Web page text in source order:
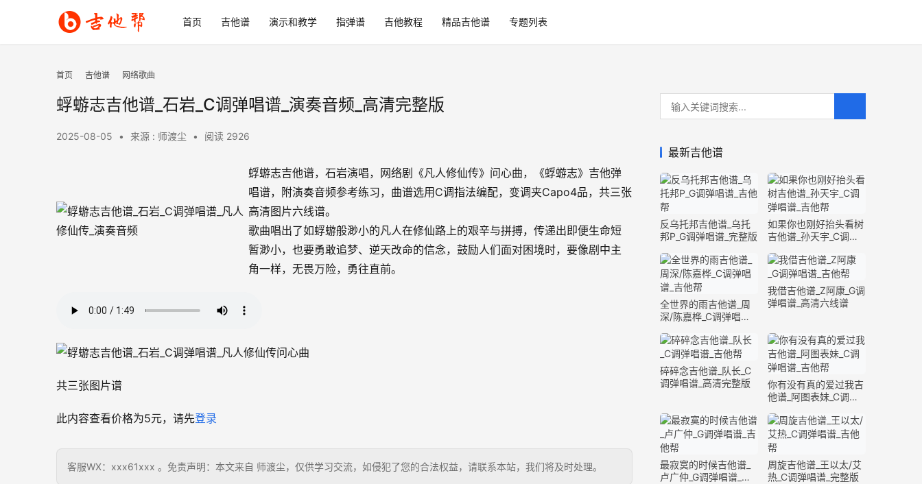
首页 吉他谱 演示和教学 指弹谱 吉他教程 精品吉他谱 专题列表
首页 吉他谱 网络歌曲
蜉蝣志吉他谱_石岩_C调弹唱谱_演奏音频_高清完整版
2025-08-05 • 来源 : 师渡尘 • 阅读 2926
蜉蝣志吉他谱，石岩演唱，网络剧《凡人修仙传》问心曲，《蜉蝣志》吉他弹
唱谱，附演奏音频参考练习，曲谱选用C调指法编配，变调夹Capo4品，共三张
高清图片六线谱。
歌曲唱出了如蜉蝣般渺小的凡人在修仙路上的艰辛与拼搏，传递出即便生命短
暂渺小，也要勇敢追梦、逆天改命的信念，鼓励人们面对困境时，要像剧中主
角一样，无畏万险，勇往直前。
共三张图片谱
此内容查看价格为5元，请先登录
客服WX：xxx61xxx 。免责声明：本文来自 师渡尘，仅供学习交流，如侵犯了您的合法权益，请联系本站，我们将及时处理。
最新吉他谱
反乌托邦吉他谱_乌托
邦P_G调弹唱谱_完整版
如果你也刚好抬头看树
吉他谱_孙天宇_C调弹
全世界的雨吉他谱_周
深/陈嘉桦_C调弹唱谱_
我借吉他谱_Z阿康_G调
弹唱谱_高清六线谱
碎碎念吉他谱_队长_C
调弹唱谱_高清完整版
你有没有真的爱过我吉
他谱_阿图表妹_C调弹
最寂寞的时候吉他谱_
卢广仲_G调弹唱谱_高
周旋吉他谱_王以太/艾
热_C调弹唱谱_完整版